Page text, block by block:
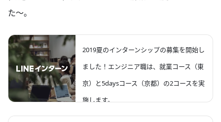
た〜。
2019夏のインターンシップの募集を開始し
ました！エンジニア職は、就業コース（東
京）と5daysコース（京都）の2コースを実
施します。